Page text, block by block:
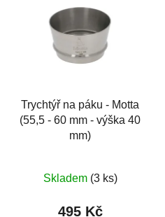
Trychtýř na páku - Motta
(55,5 - 60 mm - výška 40
mm)
Skladem (3 ks)
495 Kč